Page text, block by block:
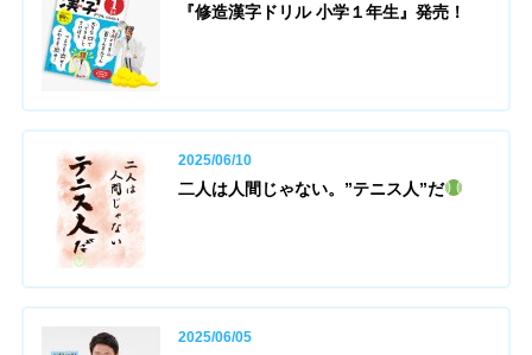
『修造漢字ドリル 小学１年生』発売！
2025/06/10
二人は人間じゃない。”テニス人”だ
2025/06/05